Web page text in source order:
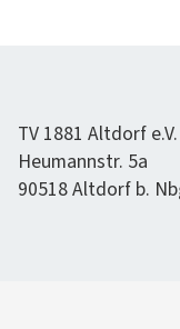
TV 1881 Alt­dorf e.V.
Heumannstr. 5a
90518 Alt­dorf b.